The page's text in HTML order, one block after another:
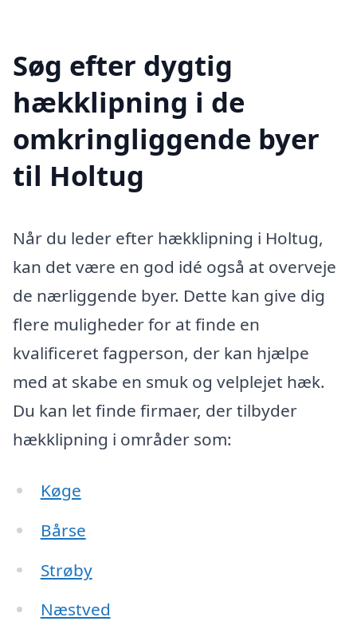
Søg efter dygtig
hækklipning i de
omkringliggende byer
til Holtug
Når du leder efter hækklipning i Holtug,
kan det være en god idé også at overveje
de nærliggende byer. Dette kan give dig
flere muligheder for at finde en
kvalificeret fagperson, der kan hjælpe
med at skabe en smuk og velplejet hæk.
Du kan let finde firmaer, der tilbyder
hækklipning i områder som:
Køge
Bårse
Strøby
Næstved